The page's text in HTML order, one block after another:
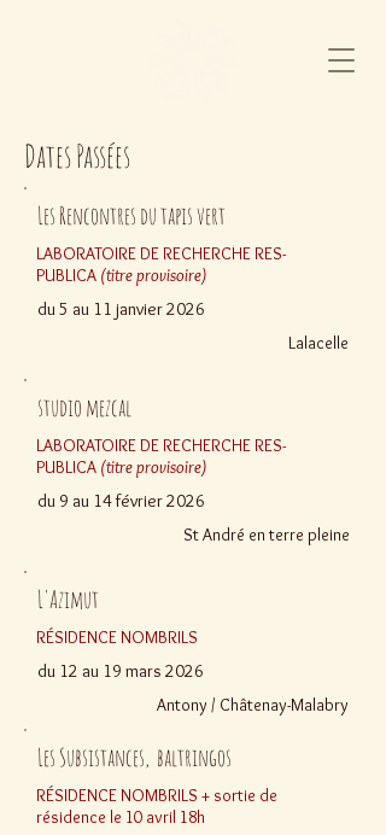
Dates Passées
Les Rencontres du tapis vert
LABORATOIRE DE RECHERCHE RES-
PUBLICA (titre provisoire)
du 5 au 11 janvier2026
Lalacelle
studio mezcal
LABORATOIRE DE RECHERCHE RES-
PUBLICA (titre provisoire)
du 9 au 14 février 2026
St André en terre pleine
L'Azimut
RÉSIDENCE NOMBRILS
du 12 au 19 mars 2026
Antony / Châtenay-Malabry
Les Subsistances, baltringos
RÉSIDENCE NOMBRILS + sortie de
résidence le 10 avril 18h